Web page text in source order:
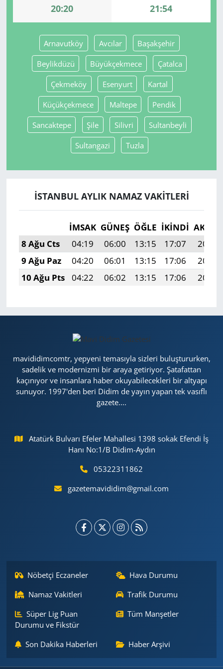
20:20 21:54
Arnavutköy Avcılar Başakşehir
Beylikdüzü Büyükçekmece Çatalca
Çekmeköy Esenyurt Kartal
Küçükçekmece Maltepe Pendik
Sancaktepe Şile Silivri Sultanbeyli
Sultangazi Tuzla
İSTANBUL AYLIK NAMAZ VAKITLERI
İMSAK GÜNEŞ ÖĞLE İKINDI AKŞAM
8 Ağu Cts
04:19 06:00 13:15 17:07
20:20
9 Ağu Paz
04:20 06:01 13:15 17:06
20:19
10 Ağu Pts
04:22 06:02 13:15 17:06 20:18
mavididimcomtr, yepyeni temasıyla sizleri buluştururken,
sadelik ve modernizmi bir araya getiriyor. Şatafattan
kaçınıyor ve insanlara haber okuyabilecekleri bir altyapı
sunuyor. 1997'den beri Didim de yayın yapan tek vasıflı
gazete....
Atatürk Bulvarı Efeler Mahallesi 1398 sokak Efendi İş
Hanı No:1/B Didim-Aydın
05322311862
gazetemavididim@gmail.com
Nöbetçi Eczaneler
Hava Durumu
Namaz Vakitleri
Trafik Durumu
Süper Lig Puan
Durumu ve Fikstür
Tüm Manşetler
Son Dakika Haberleri Haber Arşivi
Yerel